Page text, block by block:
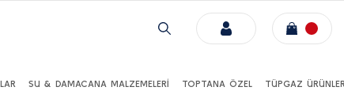
SU & DAMACANA MALZEMELERİ TOPTANA ÖZEL TÜPGAZ